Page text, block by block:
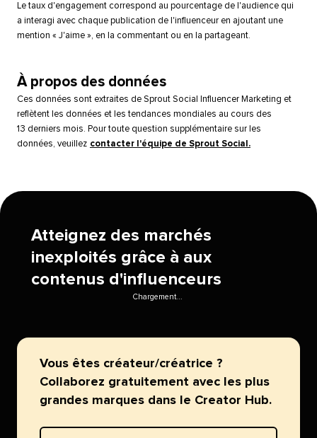
Le taux d'engagement correspond au pourcentage de l'audience qui
a interagi avec chaque publication de l'influenceur en ajoutant une
mention « J'aime », en la commentant ou en la partageant.​​
À propos des données​​
Ces données sont extraites de Sprout Social Influencer Marketing et
reflètent les données et les tendances mondiales au cours des
13 derniers mois. Pour toute question supplémentaire sur les
données, veuillez contacter l'équipe de Sprout Social.​​
Atteignez des marchés
inexploités grâce à aux
contenus d'influenceurs​​
Chargement...​​
Vous êtes créateur/créatrice ?
Collaborez gratuitement avec les plus
grandes marques dans le Creator Hub.​​